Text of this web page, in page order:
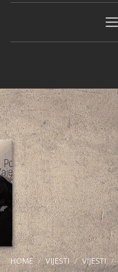
HOME VIJESTI VIJESTI